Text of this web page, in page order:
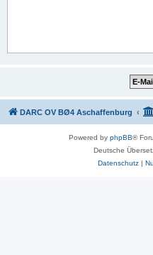
DARC OV BØ4 Aschaffenburg
Powered by phpBB®
Deutsche
Datenschutz|